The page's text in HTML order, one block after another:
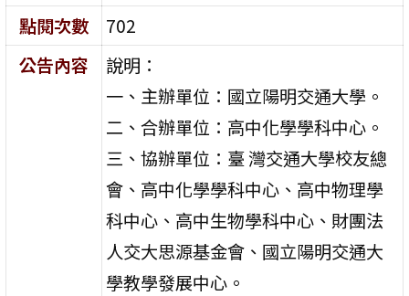
點閱次數
702
公告內容
說明：
一、主辦單位：國立陽明交通大學。
二、合辦單位：高中化學學科中心。
三、協辦單位：臺 灣交通大學校友總
會、高中化學學科中心、高中物理學
科中心、高中生物學科中心、財團法
人交大思源基金會、國立陽明交通大
學教學發展中心。